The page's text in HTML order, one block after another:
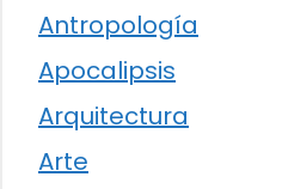
Antropología
Apocalipsis
Arquitectura
Arte